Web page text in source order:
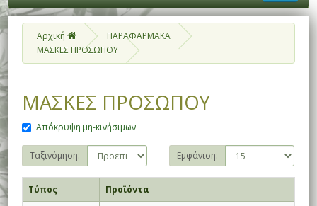
Αρχική
ΠΑΡΑΦΑΡΜΑΚΑ
ΜΑΣΚΕΣ ΠΡΟΣΩΠΟΥ
ΜΑΣΚΕΣ ΠΡΟΣΩΠΟΥ
Απόκρυψη μη-κινήσιμων
Ταξινόμηση: Εμφάνιση:
Τύπος
Προϊόντα